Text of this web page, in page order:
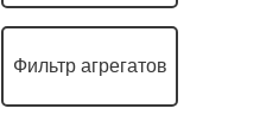
Фильтр агрегатов